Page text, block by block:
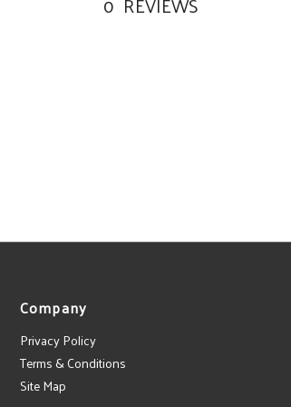
0 REVIEWS
Company
Privacy Policy
Terms & Conditions
Site Map